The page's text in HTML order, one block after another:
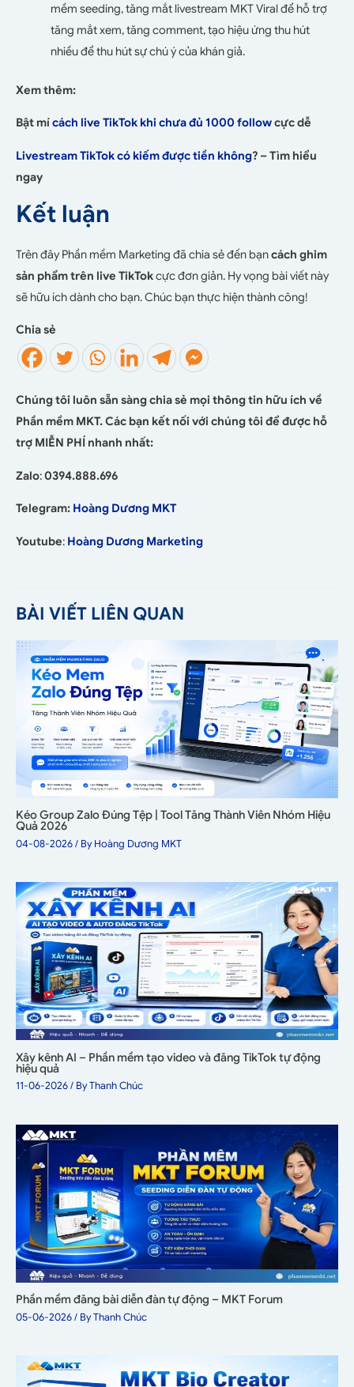
mềm seeding, tăng mắt livestream MKT Viral để hỗ trợ
tăng mắt xem, tăng comment, tạo hiệu ứng thu hút
nhiều để thu hút sự chú ý của khán giả.
Xem thêm:
Bật mícách live TikTok khi chưa đủ 1000 followcực dễ
Livestream TikTok có kiếm được tiền không? – Tìm hiểu
ngay
Kết luận
Trên đây Phần mềm Marketing đã chia sẻ đến bạncách ghim
sản phẩm trên live TikTokcực đơn giản. Hy vọng bài viết này
sẽ hữu ích dành cho bạn. Chúc bạn thực hiện thành công!
Chia sẻ
Chúng tôi luôn sẵn sàng chia sẻ mọi thông tin hữu ích về
Phần mềm MKT. Các bạn kết nối với chúng tôi để được hỗ
trợ MIỄN PHÍ nhanh nhất:
Zalo:0394.888.696
Telegram: Hoàng Dương MKT
Youtube: Hoàng Dương Marketing
BÀI VIẾT LIÊN QUAN
Kéo Group Zalo Đúng Tệp | Tool Tăng Thành Viên Nhóm Hiệu
Quả 2026
04-08-2026/ ByHoàng Dương MKT
Xây kênh AI – Phần mềm tạo video và đăng TikTok tự động
hiệu quả
11-06-2026/ ByThanh Chúc
Phần mềm đăng bài diễn đàn tự động – MKT Forum
05-06-2026/ ByThanh Chúc